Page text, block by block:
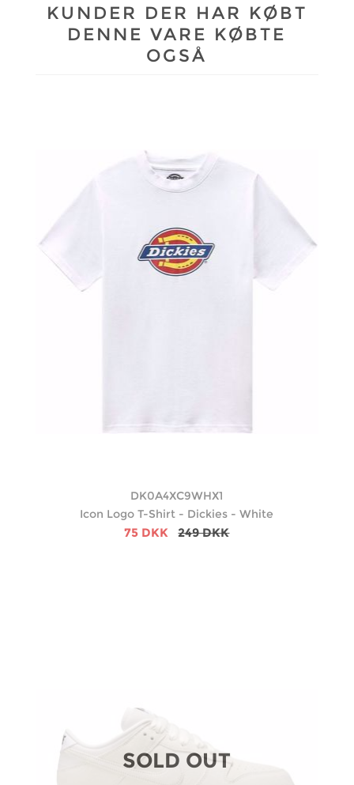
KUNDER DER HAR KØBT
DENNE VARE KØBTE
OGSÅ
DK0A4XC9WHX1
Icon Logo T-Shirt - Dickies - White
75 DKK 249 DKK
SOLD OUT